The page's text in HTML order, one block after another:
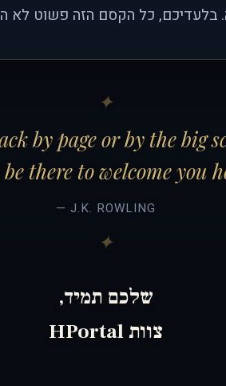
בלעדיכם, כל הקסם הזה פשוט לא
by page or by the big
there to welcome you
— J.K. ROWLING
שלכם תמיד,
צוות HPortal